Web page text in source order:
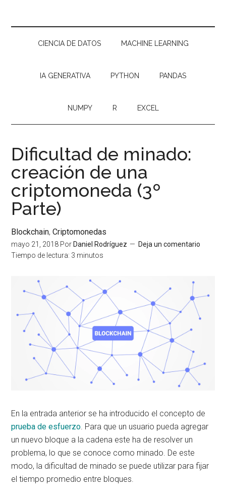
CIENCIA DE DATOS MACHINE LEARNING
IA GENERATIVA PYTHON PANDAS
NUMPY R EXCEL
Dificultad de minado:
creación de una
criptomoneda (3º
Parte)
Blockchain,Criptomonedas
mayo 21, 2018 Por Daniel Rodríguez
Deja un comentario
Tiempo de lectura: 3 minutos
En la entrada anterior se ha introducido el concepto de
prueba de esfuerzo . Para que un usuario pueda agregar
un nuevo bloque a la cadena este ha de resolver un
problema, lo que se conoce como minado. De este
modo, la dificultad de minado se puede utilizar para fijar
el tiempo promedio entre bloques.